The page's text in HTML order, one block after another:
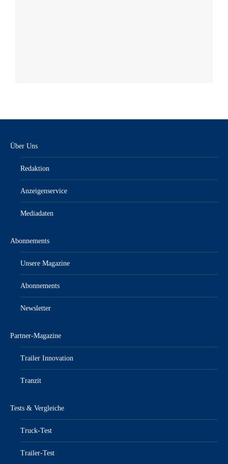
Über Uns
Redaktion
Anzeigenservice
Mediadaten
Abonnements
Unsere Magazine
Abonnements
Newsletter
Partner-Magazine
Trailer Innovation
Tranzit
Tests & Vergleiche
Truck-Test
Trailer-Test